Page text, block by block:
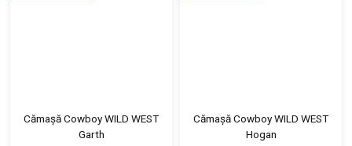
Cămașă Cowboy WILD WEST
Garth
Cămașă Cowboy WILD WEST
Hogan